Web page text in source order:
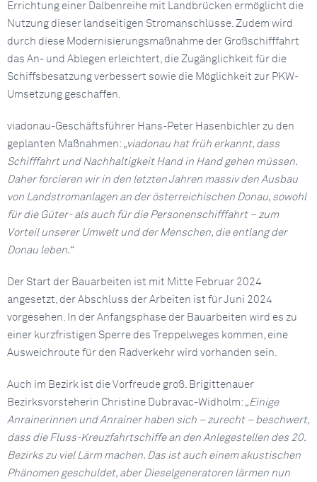
Errichtung einer Dalbenreihe mit Landbrücken ermöglicht die
Nutzung dieser landseitigen Stromanschlüsse. Zudem wird
durch diese Modernisierungsmaßnahme der Großschifffahrt
das An- und Ablegen erleichtert, die Zugänglichkeit für die
Schiffsbesatzung verbessert sowie die Möglichkeit zur PKW-
Umsetzung geschaffen.
viadonau-Geschäftsführer Hans-Peter Hasenbichler zu den
geplanten Maßnahmen: „viadonau hat früh erkannt, dass
Schifffahrt und Nachhaltigkeit Hand in Hand gehen müssen.
Daher forcieren wir in den letzten Jahren massiv den Ausbau
von Landstromanlagen an der österreichischen Donau, sowohl
für die Güter- als auch für die Personenschifffahrt – zum
Vorteil unserer Umwelt und der Menschen, die entlang der
Donau leben.“
Der Start der Bauarbeiten ist mit Mitte Februar 2024
angesetzt, der Abschluss der Arbeiten ist für Juni 2024
vorgesehen. In der Anfangsphase der Bauarbeiten wird es zu
einer kurzfristigen Sperre des Treppelweges kommen, eine
Ausweichroute für den Radverkehr wird vorhanden sein.
Auch im Bezirk ist die Vorfreude groß. Brigittenauer
Bezirksvorsteherin Christine Dubravac-Widholm: „Einige
Anrainerinnen und Anrainer haben sich – zurecht – beschwert,
dass die Fluss-Kreuzfahrtschiffe an den Anlegestellen des 20.
Bezirks zu viel Lärm machen. Das ist auch einem akustischen
Phänomen geschuldet, aber Dieselgeneratoren lärmen nun